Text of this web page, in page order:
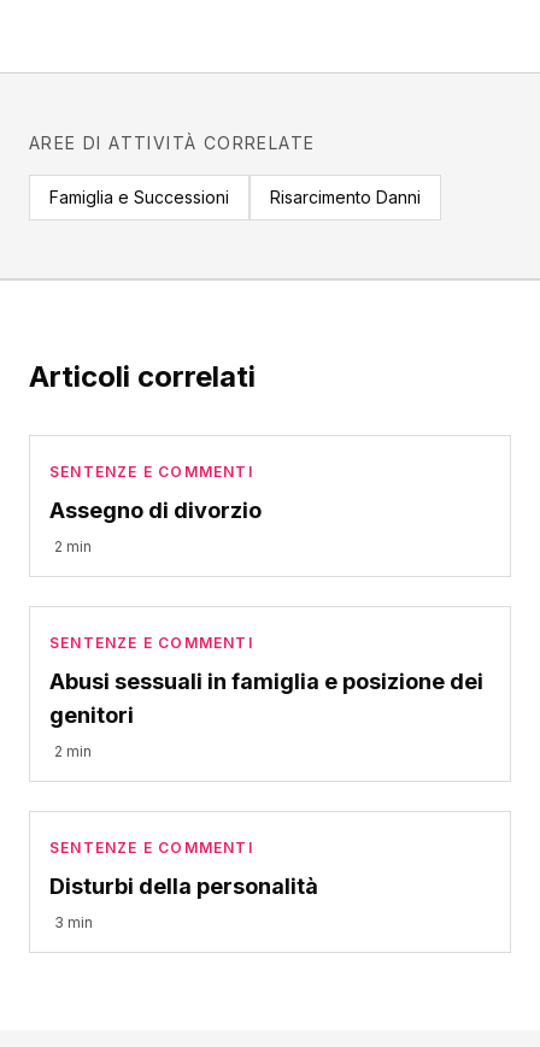
AREE DI ATTIVITÀ CORRELATE
Famiglia e Successioni Risarcimento Danni
Articoli correlati
SENTENZE E COMMENTI
Assegno di divorzio
2 min
SENTENZE E COMMENTI
Abusi sessuali in famiglia e posizione dei
genitori
2 min
SENTENZE E COMMENTI
Disturbi della personalità
3 min